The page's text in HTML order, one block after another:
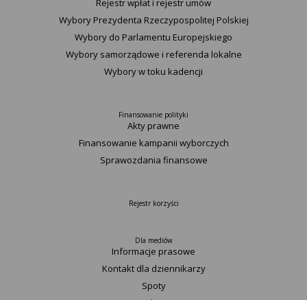
Rejestr wpłat i rejestr umów
Wybory Prezydenta Rzeczypospolitej Polskiej
Wybory do Parlamentu Europejskiego
Wybory samorządowe i referenda lokalne
Wybory w toku kadencji
Finansowanie polityki
Akty prawne
Finansowanie kampanii wyborczych
Sprawozdania finansowe
Rejestr korzyści
Dla mediów
Informacje prasowe
Kontakt dla dziennikarzy
Spoty